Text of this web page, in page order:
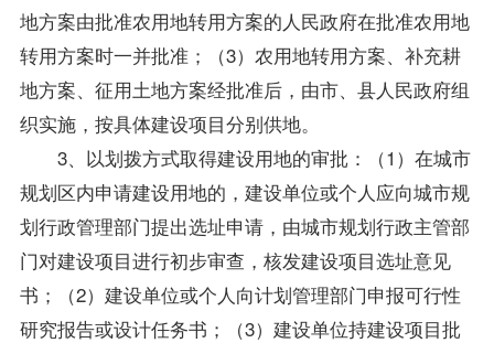
地方案由批准农用地转用方案的人民政府在批准农用地
转用方案时一并批准；（3）农用地转用方案、补充耕
地方案、征用土地方案经批准后，由市、县人民政府组
织实施，按具体建设项目分别供地。
3、以划拨方式取得建设用地的审批：（1）在城市
规划区内申请建设用地的，建设单位或个人应向城市规
划行政管理部门提出选址申请，由城市规划行政主管部
门对建设项目进行初步审查，核发建设项目选址意见
书；（2）建设单位或个人向计划管理部门申报可行性
研究报告或设计任务书；（3）建设单位持建设项目批